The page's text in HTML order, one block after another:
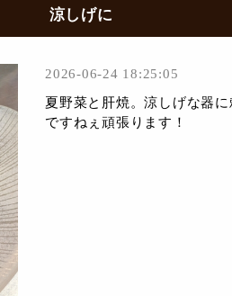
涼しげに
2026-06-24 18:25:05
夏野菜と肝焼。涼しげな器
ですねぇ頑張ります！